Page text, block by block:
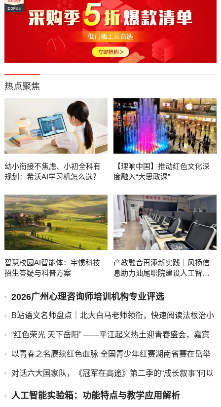
热点聚焦
幼小衔接不焦虑、小初全科有
规划：希沃AI学习机怎么选？
【理响中国】推动红色文化深
度融入“大思政课”
智慧校园AI智能体：宇惯科技
招生答疑与科普方案
产教融合再添新实践｜风扬信
息助力汕尾职院建设人工智能
2026广州心理咨询师培训机构专业评选
B站语文名师盘点｜北大白马老师领衔，快速阅读法根治小
“红色荣光 天下岳阳” ——平江起义热土迎青春盛会，嘉宾
以青春之名赓续红色血脉 全国青少年红赛湖南省赛在岳举
对话六大国家队，《冠军在高途》第二季的“成长叙事”何以
人工智能实验箱：功能特点与教学应用解析